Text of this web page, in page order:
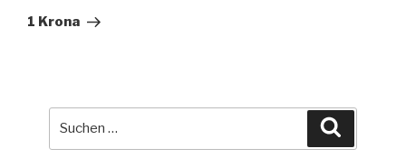
Beitrag
1 Krona